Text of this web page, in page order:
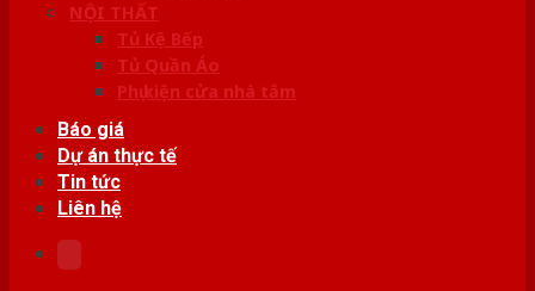
NỘI THẤT
Tủ Kệ Bếp
Tủ Quần Áo
Phụ kiện cửa nhà tắm
Báo giá
Dự án thực tế
Tin tức
Liên hệ